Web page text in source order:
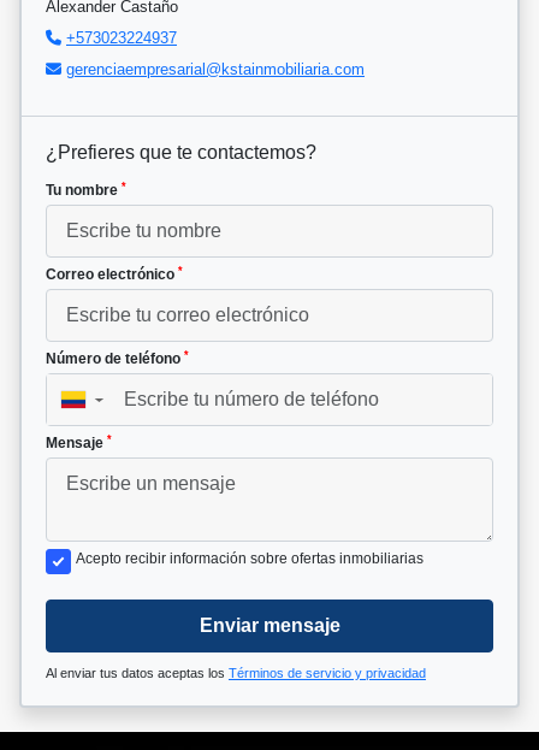
Alexander Castaño
+573023224937
gerenciaempresarial@kstainmobiliaria.com
¿Prefieres que te contactemos?
Tu nombre *
Correo electrónico *
Número de teléfono *
▼
Mensaje *
Acepto recibir información sobre ofertas inmobiliarias
Enviar mensaje
Al enviar tus datos aceptas los Términos de servicio y privacidad